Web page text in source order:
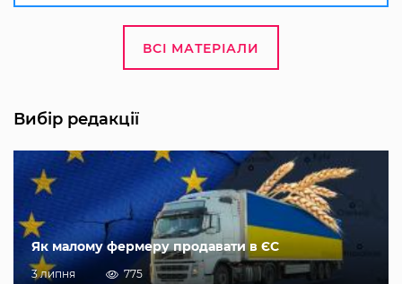
ВСІ МАТЕРІАЛИ
Вибір редакції
Як малому фермеру продавати в ЄС
3 липня 775